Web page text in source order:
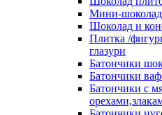
Мини-шоколад
Шоколад и
Плитка /
глазури
Батончики
Батончики
Батончики с